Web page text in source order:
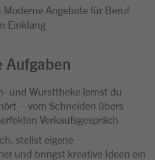
Moderne Angebote für Beruf
Einklang
Aufgaben
und Wursttheke lernst du
– vom Schneiden übers
Verkaufsgespräch
stellst eigene
und bringst kreative Ideen ein